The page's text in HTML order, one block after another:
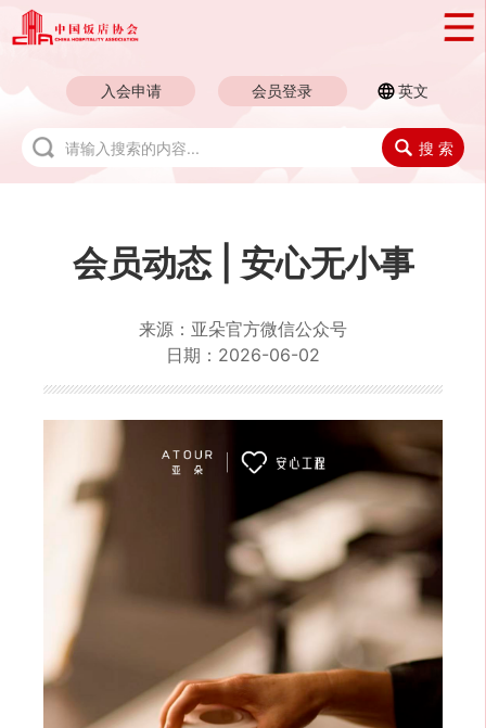
入会申请 会员登录 英文
搜 索
会员动态 | 安心无小事
来源： 亚朵官方微信公众号
日期： 2026-06-02